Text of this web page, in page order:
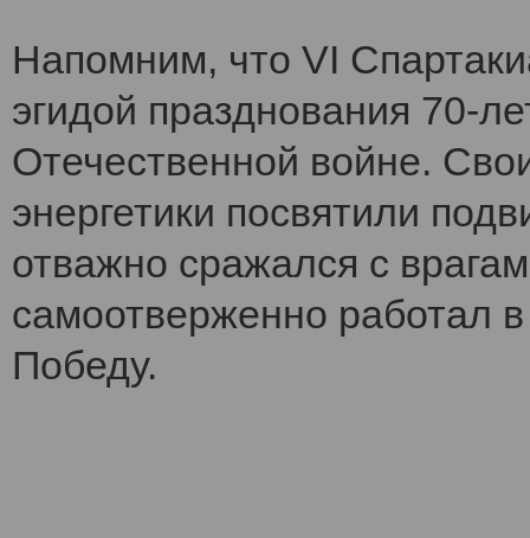
Напомним, что VI
эгидой празднования 70-
Отечественной войне.
энергетики посвятили
отважно сражался с
самоотверженно работал
Победу.